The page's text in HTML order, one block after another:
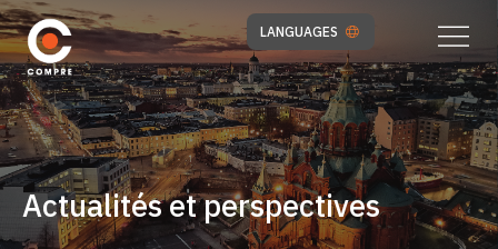
LANGUAGES
Actualités et perspectives